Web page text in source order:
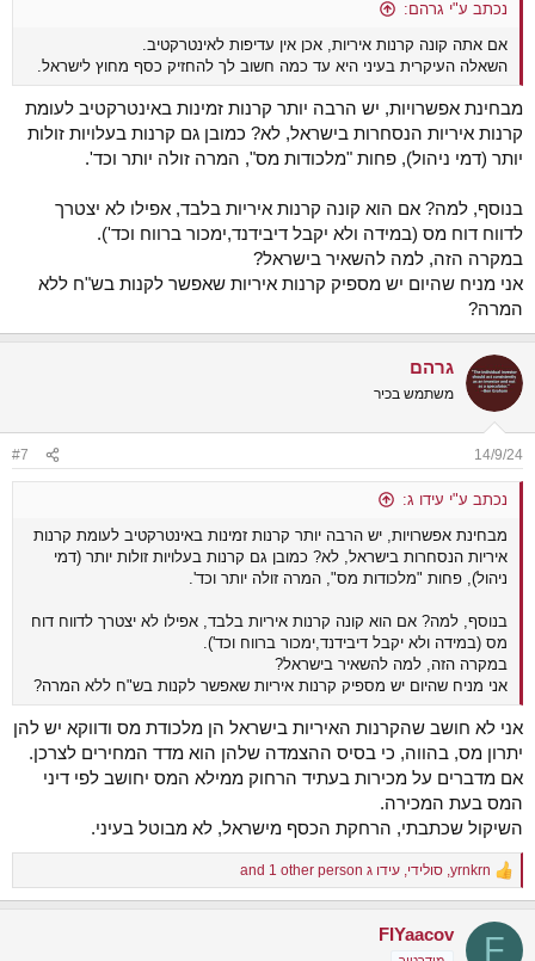
נכתב ע"י גרהם:
אם אתה קונה קרנות איריות, אכן אין עדיפות לאינטרקטיב.
השאלה העיקרית בעיני היא עד כמה חשוב לך להחזיק כסף מחוץ לישראל.
מבחינת אפשרויות, יש הרבה יותר קרנות זמינות באינטרקטיב לעומת
קרנות איריות הנסחרות בישראל, לא? כמובן גם קרנות בעלויות זולות
יותר (דמי ניהול), פחות "מלכודות מס", המרה זולה יותר וכד'.
בנוסף, למה? אם הוא קונה קרנות איריות בלבד, אפילו לא יצטרך
לדווח דוח מס (במידה ולא יקבל דיבידנד,ימכור ברווח וכד').
במקרה הזה, למה להשאיר בישראל?
אני מניח שהיום יש מספיק קרנות איריות שאפשר לקנות בש"ח ללא
המרה?
גרהם
משתמש בכיר
14/9/24
#7
נכתב ע"י עידו ג:
מבחינת אפשרויות, יש הרבה יותר קרנות זמינות באינטרקטיב לעומת קרנות
איריות הנסחרות בישראל, לא? כמובן גם קרנות בעלויות זולות יותר (דמי
ניהול), פחות "מלכודות מס", המרה זולה יותר וכד'.
בנוסף, למה? אם הוא קונה קרנות איריות בלבד, אפילו לא יצטרך לדווח דוח
מס (במידה ולא יקבל דיבידנד,ימכור ברווח וכד').
במקרה הזה, למה להשאיר בישראל?
אני מניח שהיום יש מספיק קרנות איריות שאפשר לקנות בש"ח ללא המרה?
אני לא חושב שהקרנות האיריות בישראל הן מלכודת מס ודווקא יש להן
יתרון מס, בהווה, כי בסיס ההצמדה שלהן הוא מדד המחירים לצרכן.
אם מדברים על מכירות בעתיד הרחוק ממילא המס יחושב לפי דיני
המס בעת המכירה.
השיקול שכתבתי, הרחקת הכסף מישראל, לא מבוטל בעיני.
R
e
c
yrnkrn
, סולידי, עידו ג
F
FIYaacov